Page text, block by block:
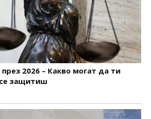
2026 – Какво могат да ти
защитиш